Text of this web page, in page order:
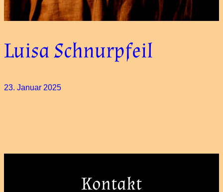
Luisa Schnurpfeil
23. Januar 2025
Kontakt